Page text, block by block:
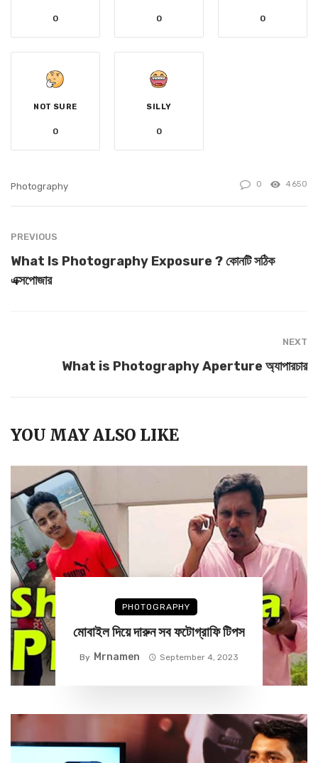
0 0 0
NOT SURE
0
SILLY
0
Photography 0 4650
PREVIOUS
What Is Photography Exposure ? কোনটি সঠিক
এক্সপোজার
NEXT
What is Photography Aperture অ্যাপারচার
YOU MAY ALSO LIKE
PHOTOGRAPHY
মোবাইল দিয়ে দারুন সব ফটোগ্রাফি টিপস
By Mrnamen September 4, 2023